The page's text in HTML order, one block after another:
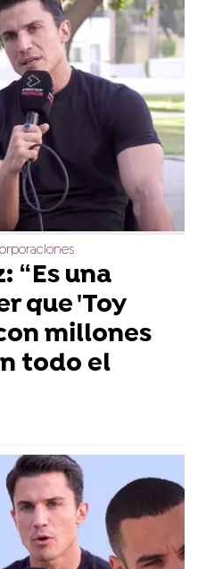
“Es una
que 'Toy
millones
todo el